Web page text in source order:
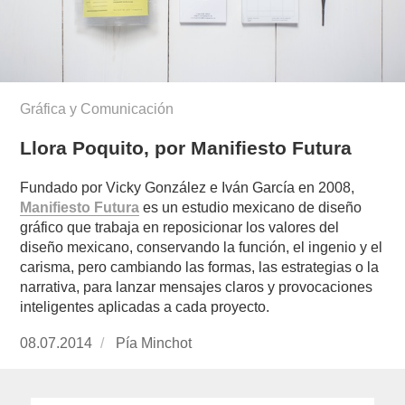
Gráfica y Comunicación
Llora Poquito, por Manifiesto Futura
Fundado por Vicky González e Iván García en 2008,
Manifiesto Futura es un estudio mexicano de diseño
gráfico que trabaja en reposicionar los valores del
diseño mexicano, conservando la función, el ingenio y el
carisma, pero cambiando las formas, las estrategias o la
narrativa, para lanzar mensajes claros y provocaciones
inteligentes aplicadas a cada proyecto.
Publicado
08.07.2014 https://www.experimenta.es/author/pia/
Pía Minchot